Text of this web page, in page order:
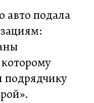
авто подала